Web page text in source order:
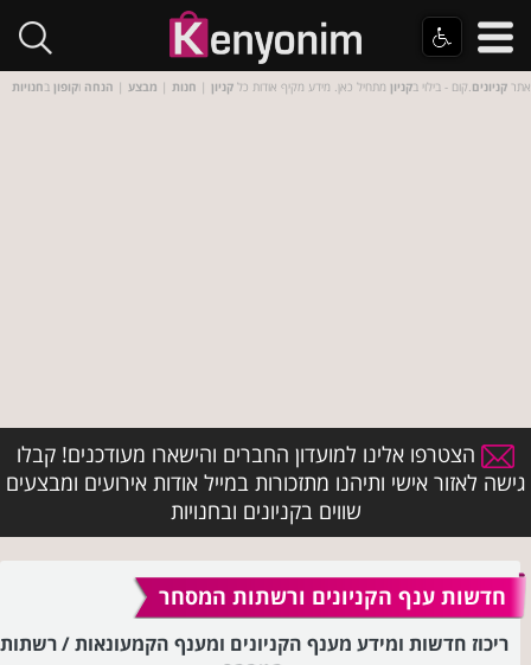
אתר קניונים.קום - בילוי בקניון מתחיל כאן. מידע מקיף אודות כל קניון | חנות | מבצע | הנחה וקופון בחנויות
הצטרפו אלינו למועדון החברים והישארו מעודכנים! קבלו
גישה לאזור אישי ותיהנו מתזכורות במייל אודות אירועים ומבצעים
שווים בקניונים ובחנויות
חדשות ענף הקניונים ורשתות המסחר
ריכוז חדשות ומידע מענף הקניונים ומענף הקמעונאות / רשתות